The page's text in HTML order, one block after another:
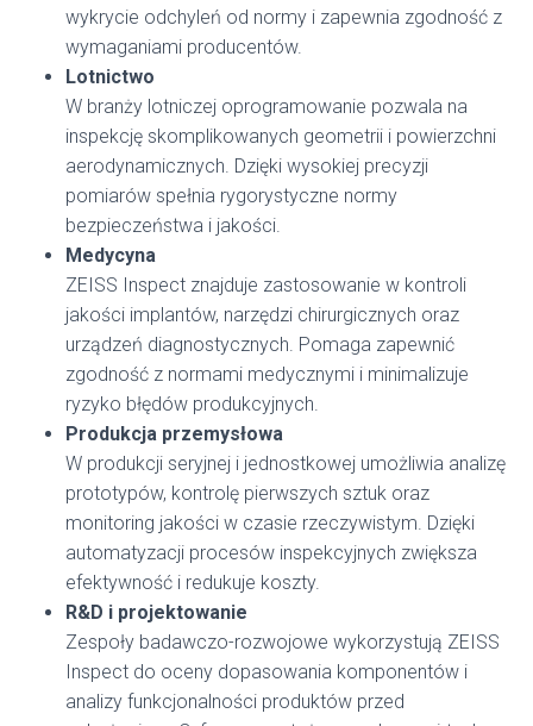
wykrycie odchyleń od normy i zapewnia zgodność z
wymaganiami producentów.
Lotnictwo
W branży lotniczej oprogramowanie pozwala na
inspekcję skomplikowanych geometrii i powierzchni
aerodynamicznych. Dzięki wysokiej precyzji
pomiarów spełnia rygorystyczne normy
bezpieczeństwa i jakości.
Medycyna
ZEISS Inspect znajduje zastosowanie w kontroli
jakości implantów, narzędzi chirurgicznych oraz
urządzeń diagnostycznych. Pomaga zapewnić
zgodność z normami medycznymi i minimalizuje
ryzyko błędów produkcyjnych.
Produkcja przemysłowa
W produkcji seryjnej i jednostkowej umożliwia analizę
prototypów, kontrolę pierwszych sztuk oraz
monitoring jakości w czasie rzeczywistym. Dzięki
automatyzacji procesów inspekcyjnych zwiększa
efektywność i redukuje koszty.
R&D i projektowanie
Zespoły badawczo-rozwojowe wykorzystują ZEISS
Inspect do oceny dopasowania komponentów i
analizy funkcjonalności produktów przed